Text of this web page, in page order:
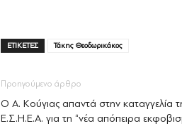
ΕΤΙΚΕΤΕΣ Τάκης Θεοδωρικάκος
Προηγούμενο άρθρο
Ο Α. Κούγιας απαντά στην καταγγελία
Ε.Σ.Η.Ε.Α. για τη “νέα απόπειρα